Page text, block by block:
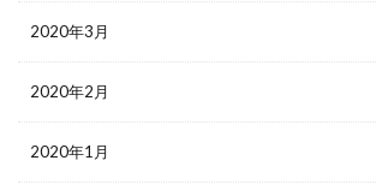
2020年3月
2020年2月
2020年1月